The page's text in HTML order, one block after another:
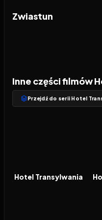
Zwiastun
Inne części filmów
Przejdź do serii Hotel
FILM
Hotel Transylwania